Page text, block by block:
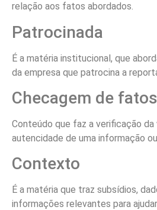
relação aos fatos abordados.
Patrocinada
É a matéria institucional, que
da empresa que patrocina a
Checagem de fatos
Conteúdo que faz a verificação da
autencidade de uma informação
Contexto
É a matéria que traz subsídios,
informações relevantes para